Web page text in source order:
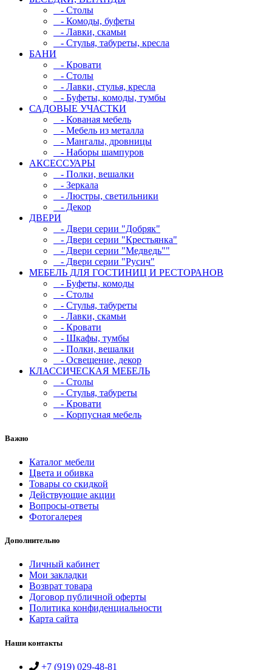
- Столы
- Комоды, буфеты
- Лавки, скамьи
- Стулья, табуреты, кресла
БАНИ
- Кровати
- Столы
- Лавки, стулья, кресла
- Буфеты, комоды, тумбы
САДОВЫЕ УЧАСТКИ
- Кованая мебель
- Мебель из металла
- Мангалы, дровницы
- Наборы шампуров
АКСЕССУАРЫ
- Полки, вешалки
- Зеркала
- Люстры, светильники
- Декор
ДВЕРИ
- Двери серии "Добряк"
- Двери серии "Крестьянка"
- Двери серии "Медведь""
- Двери серии "Русич"
МЕБЕЛЬ ДЛЯ ГОСТИНИЦ И РЕСТОРАНОВ
- Буфеты, комоды
- Столы
- Стулья, табуреты
- Лавки, скамьи
- Кровати
- Шкафы, тумбы
- Полки, вешалки
- Освещение, декор
КЛАССИЧЕСКАЯ МЕБЕЛЬ
- Столы
- Стулья, табуреты
- Кровати
- Корпусная мебель
Важно
Каталог мебели
Цвета и обивка
Товары со скидкой
Действующие акции
Вопросы-ответы
Фотогалерея
Дополнительно
Личный кабинет
Мои закладки
Возврат товара
Договор публичной оферты
Политика конфиденциальности
Карта сайта
Наши контакты
+7 (919) 029-48-81